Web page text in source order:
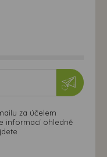
za účelem
informací ohledně